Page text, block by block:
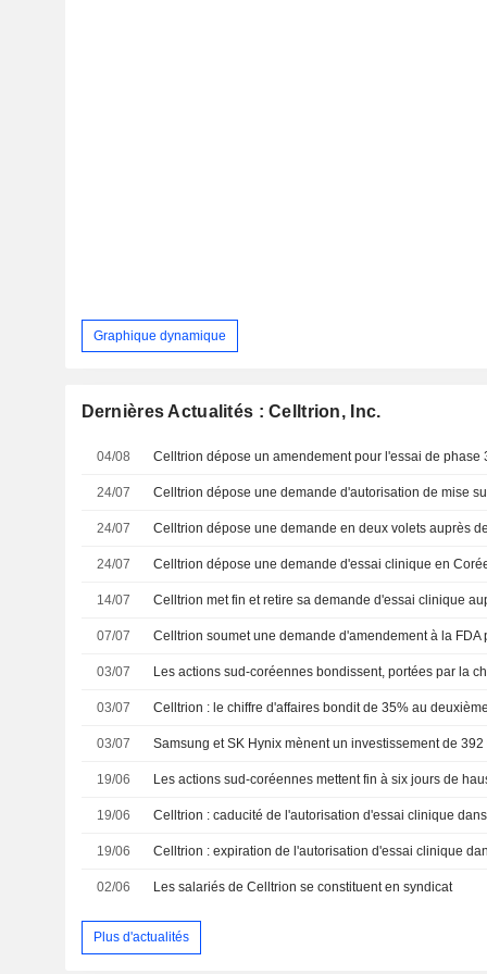
Graphique dynamique
Dernières Actualités : Celltrion, Inc.
04/08
24/07
24/07
24/07
14/07
07/07
03/07
03/07
03/07
19/06
19/06
19/06
02/06 Les salariés de Celltrion se constituent en syndicat
Plus d'actualités